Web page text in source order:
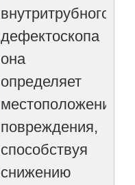
внутритрубного
дефектоскопа
она
определяет
местоположение
повреждения,
способствуя
снижению